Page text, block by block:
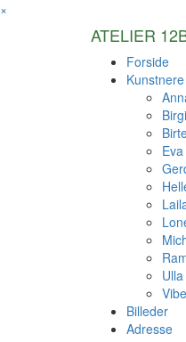
×
ATELIER
Forside
Kunstnere
Eva
Ulla
Billeder
Adresse